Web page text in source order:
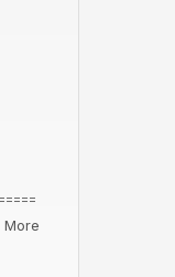
More